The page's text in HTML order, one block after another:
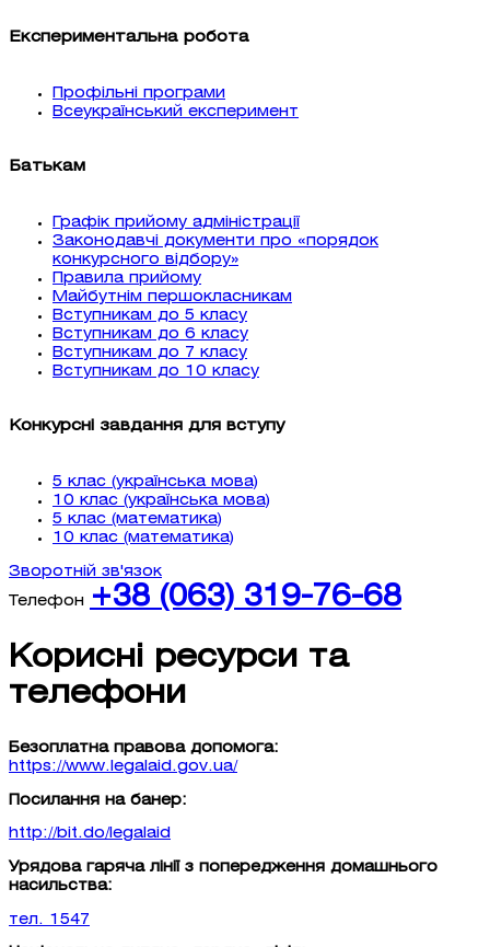
Експериментальна робота
Профільні програми
Всеукраїнський експеримент
Батькам
Графік прийому адміністрації
Законодавчі документи про «порядок
конкурсного відбору»
Правила прийому
Майбутнім першокласникам
Вступникам до 5 класу
Вступникам до 6 класу
Вступникам до 7 класу
Вступникам до 10 класу
Конкурсні завдання для вступу
5 клас (українська мова)
10 клас (українська мова)
5 клас (математика)
10 клас (математика)
Зворотній зв'язок
Телефон +38 (063) 319-76-68
Корисні ресурси та
телефони
Безоплатна правова допомога:
https://www.legalaid.gov.ua/
Посилання на банер:
http://bit.do/legalaid
Урядова гаряча лінії з попередження домашнього
насильства:
тел. 1547